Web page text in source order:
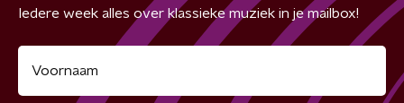
Iedere week alles over klassieke muziek in je mailbox!